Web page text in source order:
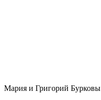
Мария и Григорий Бурковы